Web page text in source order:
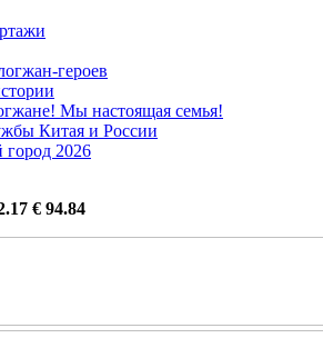
героев
Мы настоящая семья!
Китая и России
2026
€ 94.84